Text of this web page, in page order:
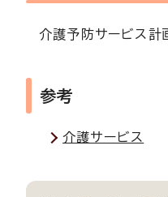
介護予防サービス計
参考
介護サービス